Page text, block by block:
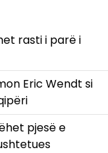
rasti i parë i
Eric Wendt si
pjesë e